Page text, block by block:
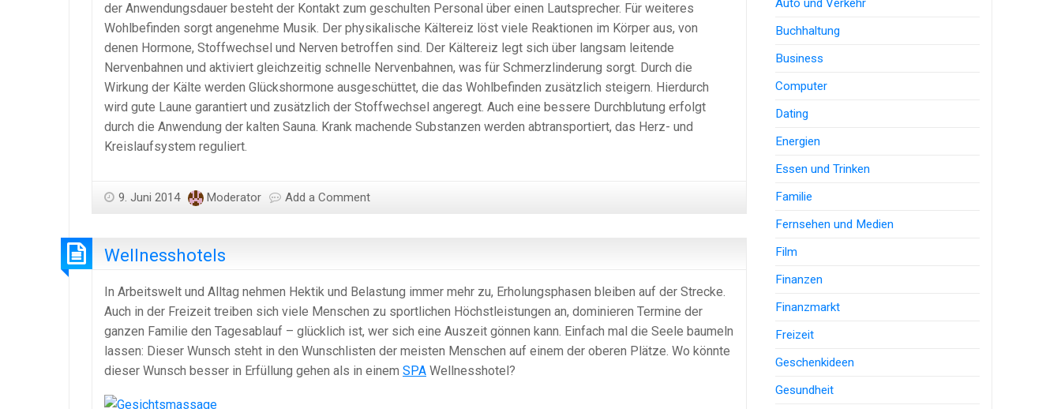
der Anwendungsdauer besteht der Kontakt zum geschulten Personal über einen Lautsprecher. Für weiteres
Wohlbefinden sorgt angenehme Musik. Der physikalische Kältereiz löst viele Reaktionen im Körper aus, von
denen Hormone, Stoffwechsel und Nerven betroffen sind. Der Kältereiz legt sich über langsam leitende
Nervenbahnen und aktiviert gleichzeitig schnelle Nervenbahnen, was für Schmerzlinderung sorgt. Durch die
Wirkung der Kälte werden Glückshormone ausgeschüttet, die das Wohlbefinden zusätzlich steigern. Hierdurch
wird gute Laune garantiert und zusätzlich der Stoffwechsel angeregt. Auch eine bessere Durchblutung erfolgt
durch die Anwendung der kalten Sauna. Krank machende Substanzen werden abtransportiert, das Herz- und
Kreislaufsystem reguliert.
9. Juni 2014 Moderator Add a Comment
Wellnesshotels
In Arbeitswelt und Alltag nehmen Hektik und Belastung immer mehr zu, Erholungsphasen bleiben auf der Strecke.
Auch in der Freizeit treiben sich viele Menschen zu sportlichen Höchstleistungen an, dominieren Termine der
ganzen Familie den Tagesablauf – glücklich ist, wer sich eine Auszeit gönnen kann. Einfach mal die Seele baumeln
lassen: Dieser Wunsch steht in den Wunschlisten der meisten Menschen auf einem der oberen Plätze. Wo könnte
dieser Wunsch besser in Erfüllung gehen als in einem SPA Wellnesshotel?
Auto und Verkehr
Buchhaltung
Business
Computer
Dating
Energien
Essen und Trinken
Familie
Fernsehen und Medien
Film
Finanzen
Finanzmarkt
Freizeit
Geschenkideen
Gesundheit